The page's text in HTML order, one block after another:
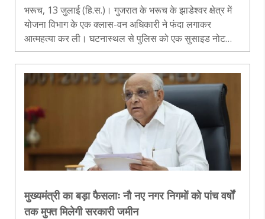
भरूच, 13 जुलाई (हि.स.)। गुजरात के भरूच के झाडेश्वर क्षेत्र में
योजना विभाग के एक क्लास-वन अधिकारी ने फंदा लगाकर
आत्महत्या कर ली। घटनास्थल से पुलिस को एक सुसाइड नोट
मिला है, जिसमें आर्थिक संकट, बैंक ऋण और क्रेडिट कार्ड के कर्ज
का उल्लेख होने की बात..
मुख्यमंत्री का बड़ा फैसलाः नौ नए नगर निगमों को पांच वर्षों
तक मुफ्त मिलेगी सरकारी जमीन